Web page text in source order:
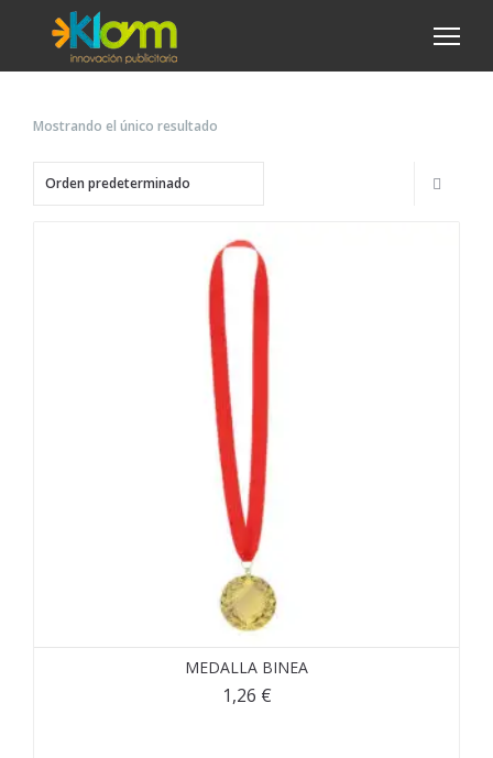
Mostrando el único resultado
MEDALLA BINEA
1,26 €